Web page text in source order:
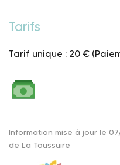
Tarifs
Tarif unique : 20 €
Information mise à jour le
de La Toussuire